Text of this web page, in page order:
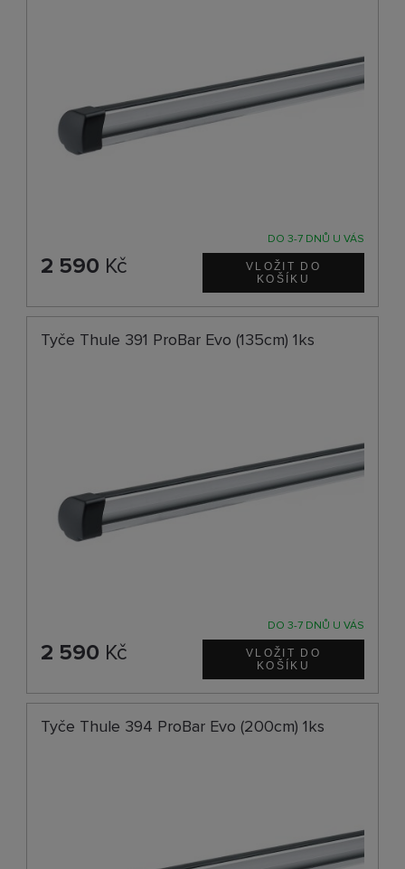
DO 3-7 DNŮ U VÁS
2 590 Kč
Tyče Thule 391 ProBar Evo (135cm) 1ks
DO 3-7 DNŮ U VÁS
2 590 Kč
Tyče Thule 394 ProBar Evo (200cm) 1ks